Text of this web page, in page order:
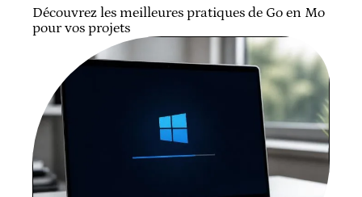
Découvrez les meilleures pratiques de Go en Mo
pour vos projets